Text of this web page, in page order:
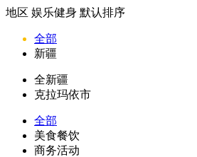
地区 娱乐健身 默认排序
全部
新疆
全新疆
克拉玛依市
全部
美食餐饮
商务活动